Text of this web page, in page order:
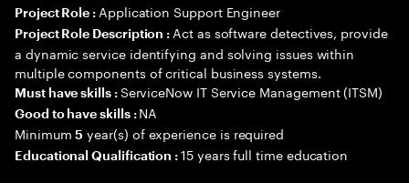
Project Role : Application Support Engineer
Project Role Description : Act as software detectives, provide
a dynamic service identifying and solving issues within
multiple components of critical business systems.
Must have skills : ServiceNow IT Service Management (ITSM)
Good to have skills : NA
Minimum5 year(s) of experience is required
Educational Qualification :15 years full time education